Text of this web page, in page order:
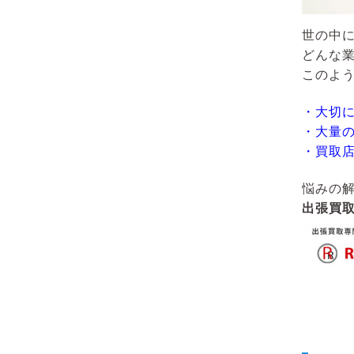
世の中
どんな
このよ
・大切
・大量
・買取
悩みの
出張買